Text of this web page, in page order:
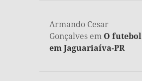
Armando Cesar
Gonçalves em O futebol
em Jaguariaíva-PR